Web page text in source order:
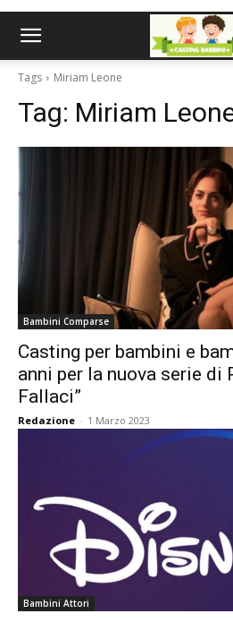
Tags Miriam Leone
Tag: Miriam
Bambini Comparse
Casting per bambini e
anni per la nuova serie di
Fallaci”
Redazione - 1 Marzo 2023
Bambini Attori